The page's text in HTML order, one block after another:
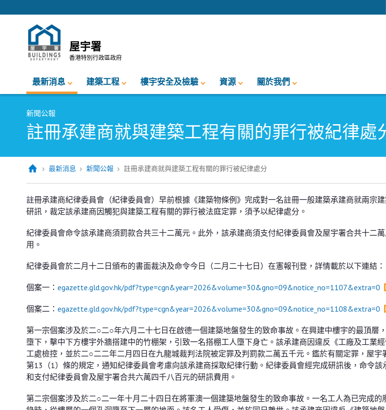
屋宇署
香港特別行政區政府
最新消息 建築工程 樓宇安全及檢驗 資源 關於我們
新聞公報
註冊承建商就與建築工程有關的罪行被紀律處
最新消息 新聞公報 註冊承建商就與建築工程有關的罪行被紀律處分
註冊承建商就與建築工程有關的罪行被紀律處分
註冊承建商紀律委員會（紀律委員會）早前根據《建築物條例》完成對一名註冊一般建築承建商就兩宗
研訊，裁定該承建商因觸犯與建築工程有關的罪行被法庭定罪，須予以紀律處分。
紀律委員會命令該承建商須罰款合共三十二萬元。此外，該承建商須支付紀律委員會及屋宇署合共十二
用。
紀律委員會於二月十二日頒布的書面裁決及命令今日（二月二十七日）在憲報刊登，詳情載於以下連結：
個案一： egazette.gld.gov.hk/pdf?type=cgn&year=2026&volume=30&gno=09&notice_no=1107&extra=0
個案二： egazette.gld.gov.hk/pdf?type=cgn&year=2026&volume=30&gno=09&notice_no=1108&extra=0
第一宗個案涉及於二○二○年六月二十七日在啟德一個建築地盤發生的致命事故。在興建中樓宇的最頂層
墮下，擊中下方樓宇外牆搭建中的竹棚架，引致一名搭棚工人墮下身亡。該承建商因違反《工廠及工業
工處檢控，並於二○二二年二月四日在九龍城裁判法院被定罪及判罰款二萬五千元。鑑於有關定罪，屋宇
第13（1）條的規定，通知紀律委員會考慮向該承建商採取紀律行動。紀律委員會經完成研訊後，命令該
和支付紀律委員會及屋宇署合共六萬四千八百元的研訊費用。
第二宗個案涉及於二○二一年十月二十四日在將軍澳一個建築地盤發生的致命事故。一名工人為已完成的